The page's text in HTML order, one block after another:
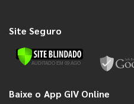
Site Seguro
Baixe o App GIV Online